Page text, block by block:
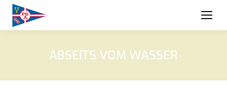
ABSEITS VOM WASSER